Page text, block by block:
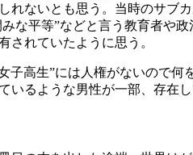
ないとも思う。当時のサ
な平等”などと言う教育者や
されていたように思う。
高生”には人権がないので
るような男性が一部、存在し